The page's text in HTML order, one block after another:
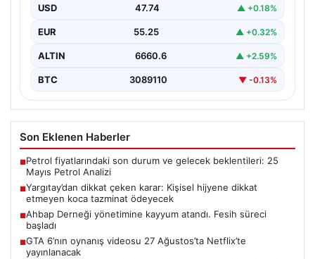
Yargıtay 2. Hukuk Dairesi, emsal teşkil edebilecek bir
USD 47.74 ▲ +0.18%
EUR 55.25 ▲ +0.32%
ALTIN 6660.6 ▲ +2.59%
BTC 3089110 ▼ -0.13%
Son Eklenen Haberler
■Petrol fiyatlarındaki son durum ve gelecek beklentileri: 25
Mayıs Petrol Analizi
■Yargıtay’dan dikkat çeken karar: Kişisel hijyene dikkat
etmeyen koca tazminat ödeyecek
■Ahbap Derneği yönetimine kayyum atandı. Fesih süreci
başladı
■GTA 6’nın oynanış videosu 27 Ağustos’ta Netflix’te
yayınlanacak